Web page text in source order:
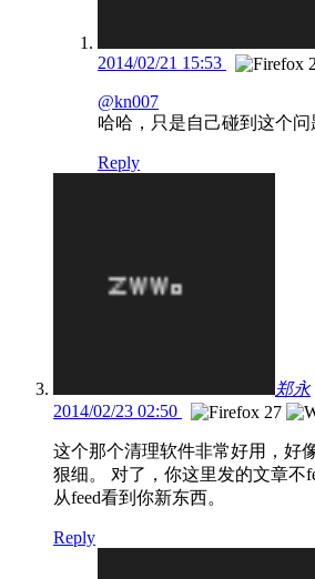
2014/02/21 15:53
@kn007
哈哈，只是自己碰到这个问
Reply
郑永
2014/02/23 02:50
这个那个清理软件非常好用，好
狠细。 对了，你这里发的文章不
从feed看到你新东西。
Reply